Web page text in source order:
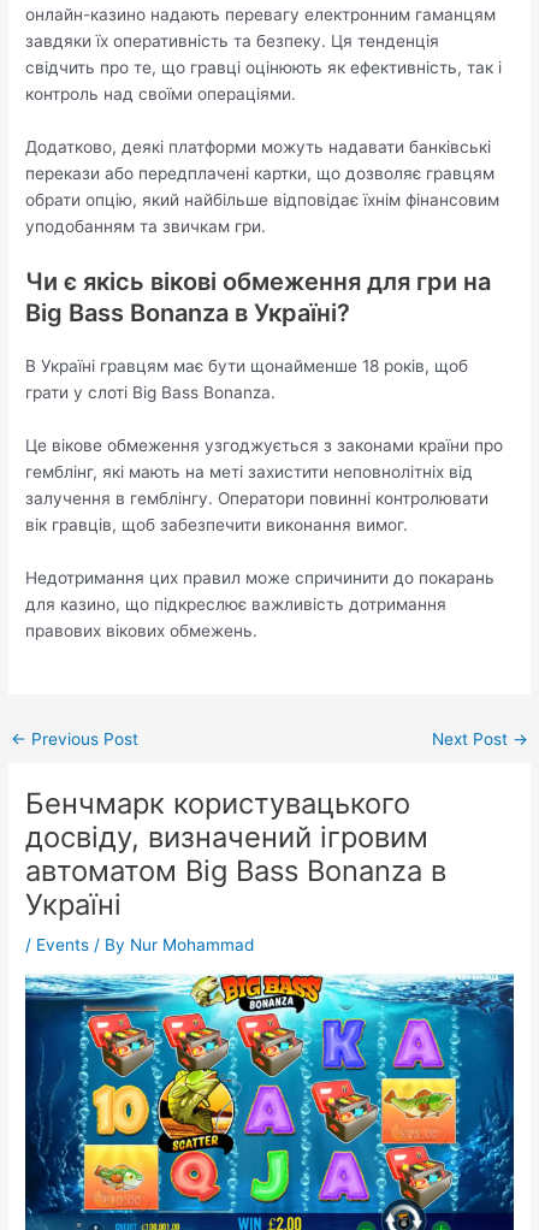
онлайн-казино надають перевагу електронним гаманцям
завдяки їх оперативність та безпеку. Ця тенденція
свідчить про те, що гравці оцінюють як ефективність, так і
контроль над своїми операціями.
Додатково, деякі платформи можуть надавати банківські
перекази або передплачені картки, що дозволяє гравцям
обрати опцію, який найбільше відповідає їхнім фінансовим
уподобанням та звичкам гри.
Чи є якісь вікові обмеження для гри на
Big Bass Bonanza в Україні?
В Україні гравцям має бути щонайменше 18 років, щоб
грати у слоті Big Bass Bonanza.
Це вікове обмеження узгоджується з законами країни про
гемблінг, які мають на меті захистити неповнолітніх від
залучення в гемблінгу. Оператори повинні контролювати
вік гравців, щоб забезпечити виконання вимог.
Недотримання цих правил може спричинити до покарань
для казино, що підкреслює важливість дотримання
правових вікових обмежень.
← Previous Post Next Post →
Бенчмарк користувацького
досвіду, визначений ігровим
автоматом Big Bass Bonanza в
Україні
/ Events / By Nur Mohammad